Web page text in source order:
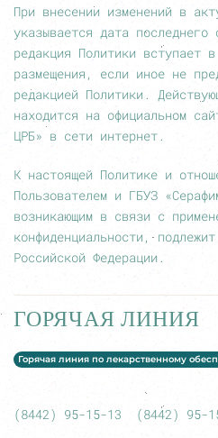
При внесении изменений в
указывается дата последнего
редакция Политики вступает
размещения, если иное не
редакцией Политики.
находится на официальном
ЦРБ» в сети интернет.
К настоящей Политике и
Пользователем и ГБУЗ
возникающим в связи с
конфиденциальности,
Российской Федерации.
ГОРЯЧАЯ ЛИНИЯ
Горячая линия по лекарственному
(8442) 95-15-13 (8442) 95-